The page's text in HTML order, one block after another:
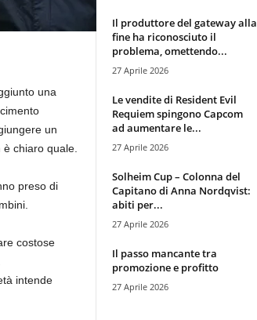
una
un
chiaro quale.
preso di
costose
intende
Il produttore del gateway alla
fine ha riconosciuto il
problema, omettendo...
27 Aprile 2026
Le vendite di Resident Evil
Requiem spingono Capcom
ad aumentare le...
27 Aprile 2026
Solheim Cup – Colonna del
Capitano di Anna Nordqvist:
abiti per...
27 Aprile 2026
Il passo mancante tra
promozione e profitto
27 Aprile 2026